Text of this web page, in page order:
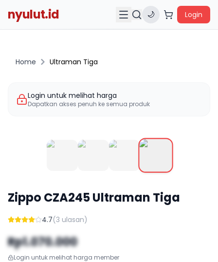
nyulut.id 🌙 Login
Home Ultraman Tiga
Login untuk melihat harga
Dapatkan akses penuh ke semua produk
Zippo CZA245Ultraman Tiga
4.7(3 ulasan)
Rp1.070.000
Login untuk melihat harga member